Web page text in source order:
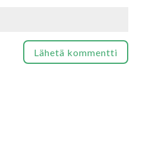
Lähetä kommentti